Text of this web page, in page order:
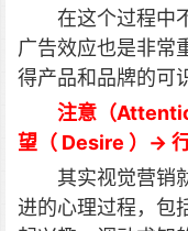
在这个过程中
广告效应也是非常
得产品和品牌的可
注意（
望（ Desire ）→
其实视觉营销
进的心理过程，包